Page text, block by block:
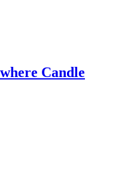
Candle